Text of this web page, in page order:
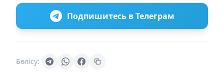
Подпишитесь в Телеграм
Бөлісу: